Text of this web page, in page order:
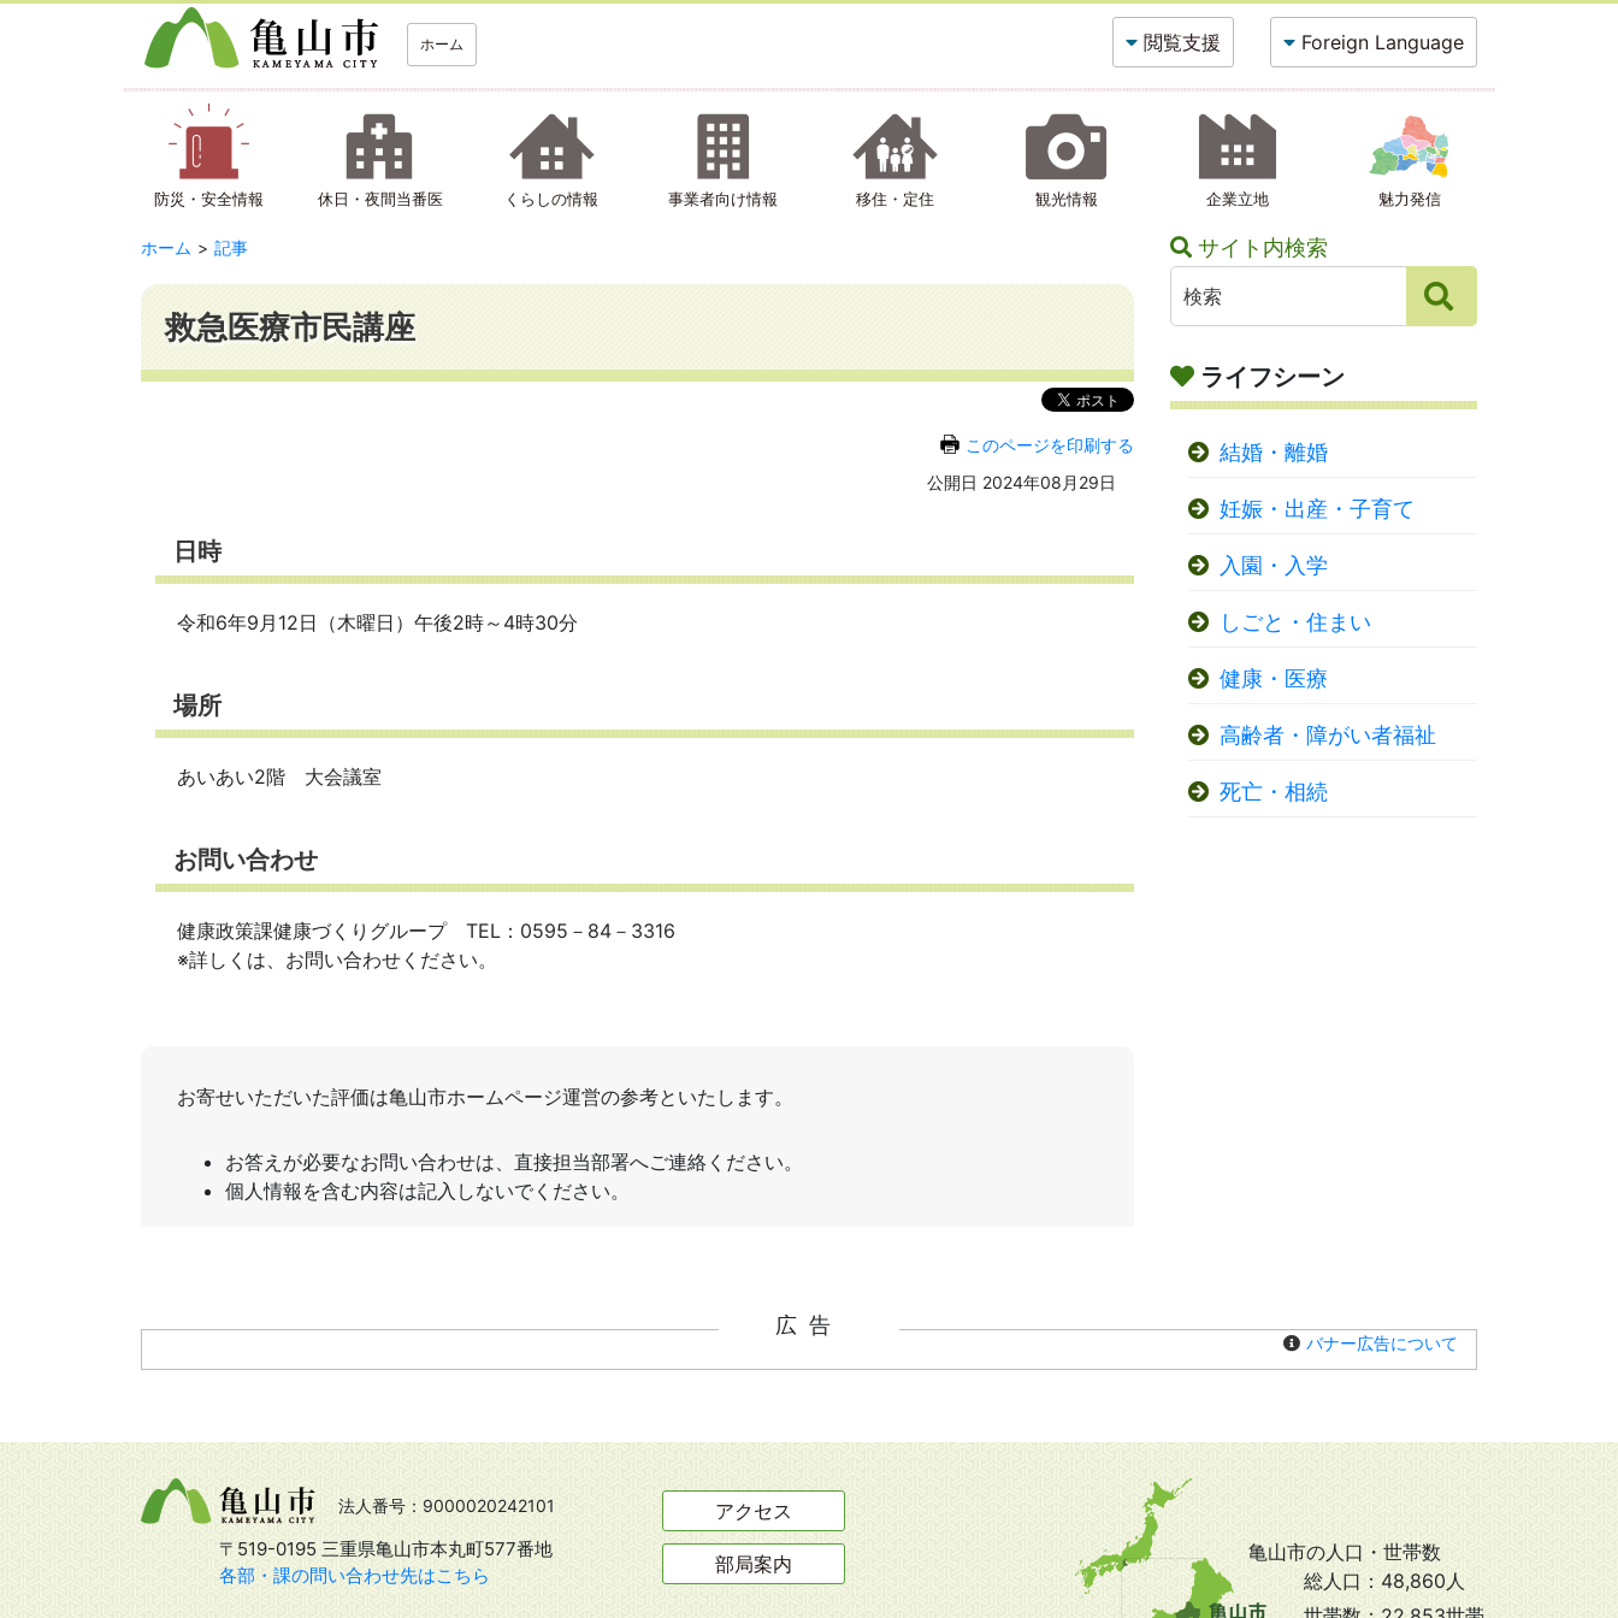
ホーム 閲覧支援 Foreign Language
防災・安全情報 休日・夜間当番医 くらしの情報 事業者向け情報 移住・定住 観光情報 企業立地 魅力発信
ホーム 記事
救急医療市民講座
このページを印刷する
公開日 2024年08月29日
日時
令和6年9月12日（木曜日）午後2時～4時30分
場所
あいあい2階 大会議室
お問い合わせ
健康政策課健康づくりグループ TEL：0595－84－3316
※詳しくは、お問い合わせください。
サイト内検索
ライフシーン
結婚・離婚
妊娠・出産・子育て
入園・入学
しごと・住まい
健康・医療
高齢者・障がい者福祉
死亡・相続
広告
バナー広告について
法人番号：9000020242101
〒519-0195 三重県亀山市本丸町577番地
各部・課の問い合わせ先はこちら
アクセス
部局案内
亀山市の人口・世帯数
総人口： 48,860人